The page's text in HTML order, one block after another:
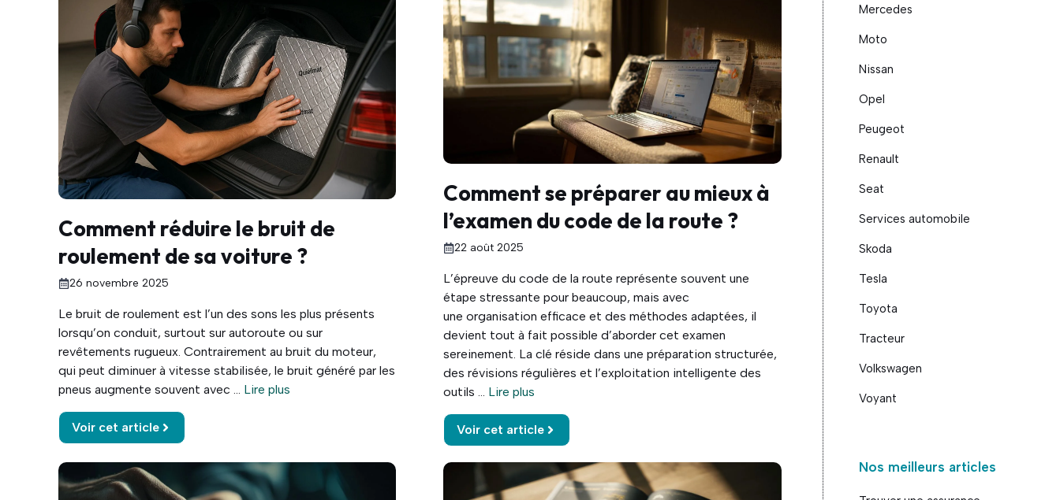
Comment réduire le bruit de
roulement de sa voiture ?
26 novembre 2025
Le bruit de roulement est l’un des sons les plus présents
lorsqu’on conduit, surtout sur autoroute ou sur
revêtements rugueux. Contrairement au bruit du moteur,
qui peut diminuer à vitesse stabilisée, le bruit généré par les
pneus augmente souvent avec ... Lire plus
Voir cet article
Comment se préparer au mieux à
l’examen du code de la route ?
22 août 2025
L’épreuve du code de la route représente souvent une
étape stressante pour beaucoup, mais avec
une organisation efficace et des méthodes adaptées, il
devient tout à fait possible d’aborder cet examen
sereinement. La clé réside dans une préparation structurée,
des révisions régulières et l’exploitation intelligente des
outils ... Lire plus
Voir cet article
Mercedes
Moto
Nissan
Opel
Peugeot
Renault
Seat
Services automobile
Skoda
Tesla
Toyota
Tracteur
Volkswagen
Voyant
Nos meilleurs articles